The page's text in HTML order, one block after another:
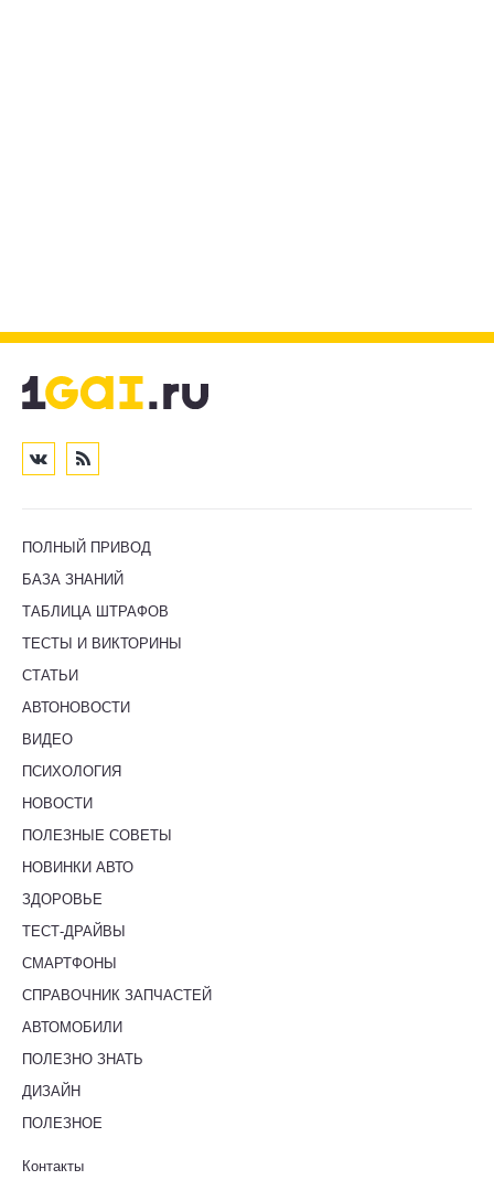
ПОЛНЫЙ ПРИВОД
БАЗА ЗНАНИЙ
ТАБЛИЦА ШТРАФОВ
ТЕСТЫ И ВИКТОРИНЫ
СТАТЬИ
АВТОНОВОСТИ
ВИДЕО
ПСИХОЛОГИЯ
НОВОСТИ
ПОЛЕЗНЫЕ СОВЕТЫ
НОВИНКИ АВТО
ЗДОРОВЬЕ
ТЕСТ-ДРАЙВЫ
СМАРТФОНЫ
СПРАВОЧНИК ЗАПЧАСТЕЙ
АВТОМОБИЛИ
ПОЛЕЗНО ЗНАТЬ
ДИЗАЙН
ПОЛЕЗНОЕ
Контакты